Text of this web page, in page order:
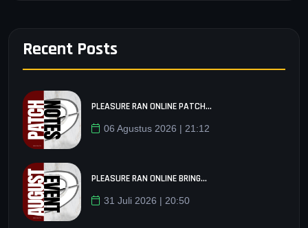
Recent Posts
PLEASURE RAN ONLINE PATCH...
06 Agustus 2026 | 21:12
PLEASURE RAN ONLINE BRING...
31 Juli 2026 | 20:50